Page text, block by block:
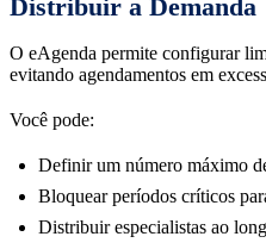
Distribuir a Demanda
O eAgenda permite configurar
evitando agendamentos em
Você pode:
Definir um número máximo
Bloquear períodos críticos
Distribuir especialistas ao